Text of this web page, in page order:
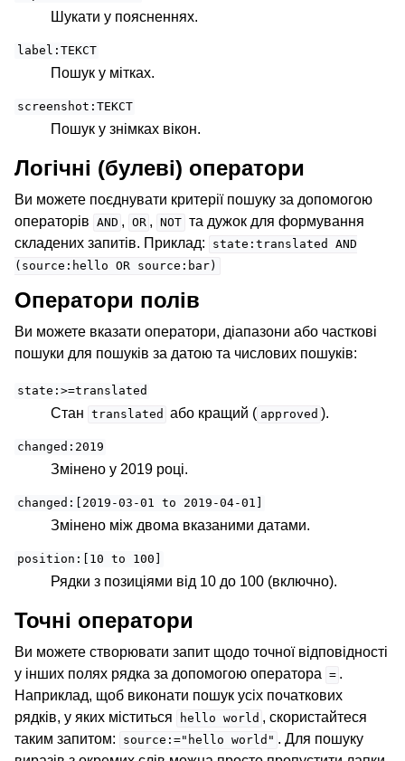
Шукати у поясненнях.
label:ТЕКСТ
Пошук у мітках.
screenshot:ТЕКСТ
Пошук у знімках вікон.
Логічні (булеві) оператори
Ви можете поєднувати критерії пошуку за допомогою
операторів AND , OR , NOT та дужок для формування
складених запитів. Приклад:
state:translated
AND
(source:hello OR source:bar)
Оператори полів
Ви можете вказати оператори, діапазони або часткові
пошуки для пошуків за датою та числових пошуків:
state:>=translated
Стан translated або кращий ( approved ).
changed:2019
Змінено у 2019 році.
changed:[2019-03-01 to 2019-04-01]
Змінено між двома вказаними датами.
position:[10 to 100]
Рядки з позиціями від 10 до 100 (включно).
Точні оператори
Ви можете створювати запит щодо точної відповідності
у інших полях рядка за допомогою оператора = .
Наприклад, щоб виконати пошук усіх початкових
рядків, у яких міститься
hello world , скористайтеся
таким запитом:
source:="hello world" . Для пошуку